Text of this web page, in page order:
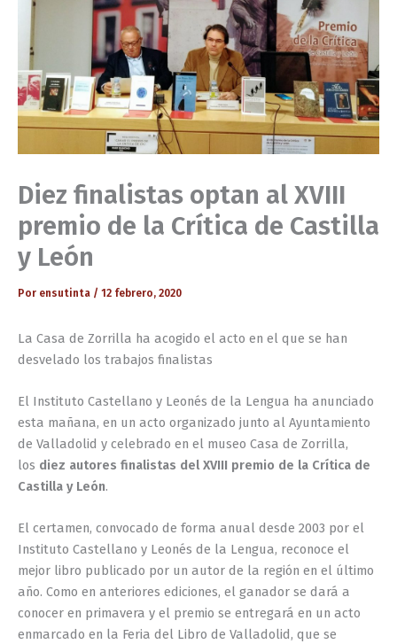
Diez finalistas optan al XVIII
premio de la Crítica de Castilla
y León
Por ensutinta / 12 febrero, 2020
La Casa de Zorrilla ha acogido el acto en el que se han
desvelado los trabajos finalistas
El Instituto Castellano y Leonés de la Lengua ha anunciado
esta mañana, en un acto organizado junto al Ayuntamiento
de Valladolid y celebrado en el museo Casa de Zorrilla,
los diez autores finalistas del XVIII premio de la Crítica de
Castilla y León.
El certamen, convocado de forma anual desde 2003 por el
Instituto Castellano y Leonés de la Lengua, reconoce el
mejor libro publicado por un autor de la región en el último
año. Como en anteriores ediciones, el ganador se dará a
conocer en primavera y el premio se entregará en un acto
enmarcado en la Feria del Libro de Valladolid, que se